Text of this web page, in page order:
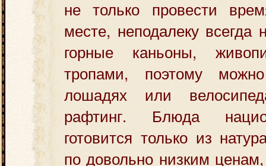
не только провести
месте, неподалеку всегда
горные каньоны,
тропами, поэтому
лошадях или
рафтинг. Блюда
готовится только из
по довольно низким